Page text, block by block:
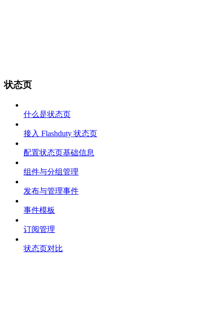
状态页
什么是状态页
接入 Flashduty 状态页
配置状态页基础信息
组件与分组管理
发布与管理事件
事件模板
订阅管理
状态页对比